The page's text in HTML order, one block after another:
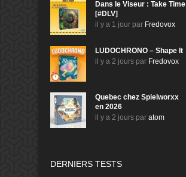
Dans le Viseur : Take Time
[#DLV]
il y a 1 jour par Fredovox
LUDOCHRONO – Shape It
il y a 2 jours par Fredovox
Quebec chez Spielworxx
en 2026
il y a 2 jours par atom
DERNIERS TESTS